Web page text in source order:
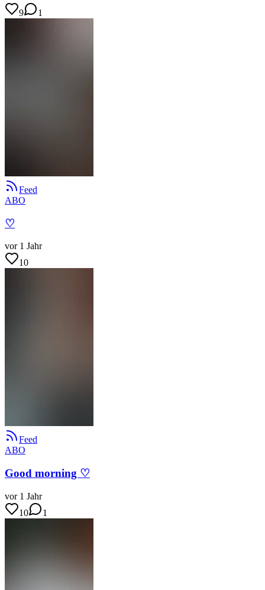
9
1
Feed
ABO
♡
vor 1 Jahr
10
Feed
ABO
Good morning ♡
vor 1 Jahr
10
1